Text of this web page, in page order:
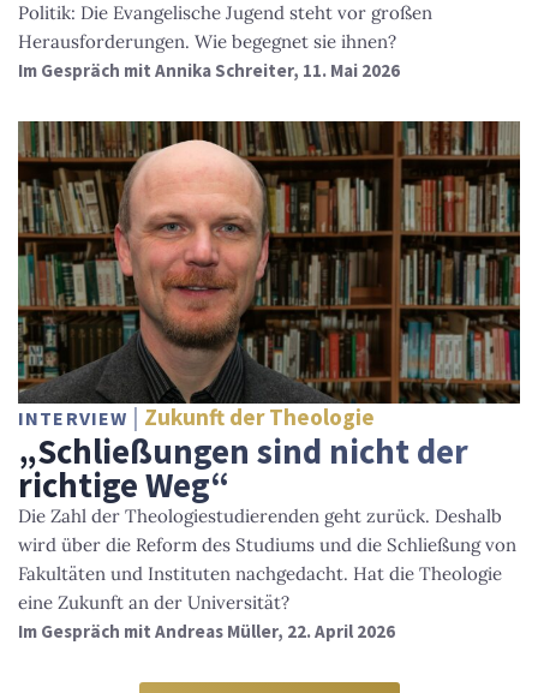
Politik: Die Evangelische Jugend steht vor großen
Herausforderungen. Wie begegnet sie ihnen?
Im Gespräch mit Annika Schreiter, 11. Mai 2026
INTERVIEW Zukunft der Theologie
„Schließungen sind nicht der
richtige Weg“
Die Zahl der Theologiestudierenden geht zurück. Deshalb
wird über die Reform des Studiums und die Schließung von
Fakultäten und Instituten nachgedacht. Hat die Theologie
eine Zukunft an der Universität?
Im Gespräch mit Andreas Müller, 22. April 2026